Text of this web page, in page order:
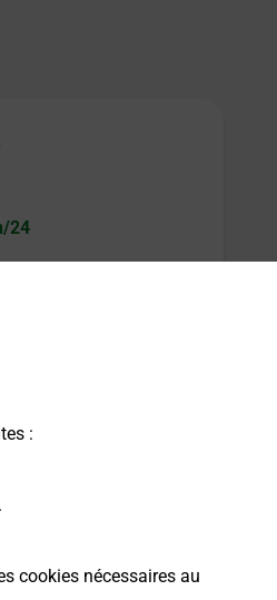
:
cookies nécessaires au
24